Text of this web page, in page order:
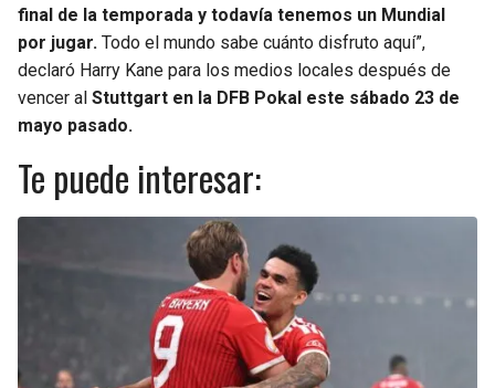
final de la temporada y todavía tenemos un Mundial
por jugar. Todo el mundo sabe cuánto disfruto aquí”,
declaró Harry Kane para los medios locales después de
vencer al Stuttgart en la DFB Pokal este sábado 23 de
mayo pasado.
Te puede interesar: